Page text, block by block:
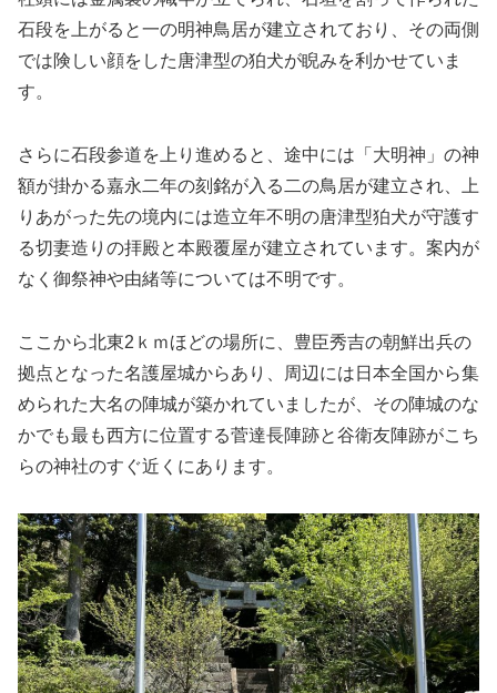
石段を上がると一の明神鳥居が建立されており、その両側
では険しい顔をした唐津型の狛犬が睨みを利かせていま
す。
さらに石段参道を上り進めると、途中には「大明神」の神
額が掛かる嘉永二年の刻銘が入る二の鳥居が建立され、上
りあがった先の境内には造立年不明の唐津型狛犬が守護す
る切妻造りの拝殿と本殿覆屋が建立されています。案内が
なく御祭神や由緒等については不明です。
ここから北東2ｋｍほどの場所に、豊臣秀吉の朝鮮出兵の
拠点となった名護屋城からあり、周辺には日本全国から集
められた大名の陣城が築かれていましたが、その陣城のな
かでも最も西方に位置する菅達長陣跡と谷衛友陣跡がこち
らの神社のすぐ近くにあります。